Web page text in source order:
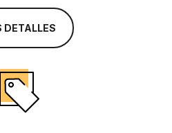
DETALLES